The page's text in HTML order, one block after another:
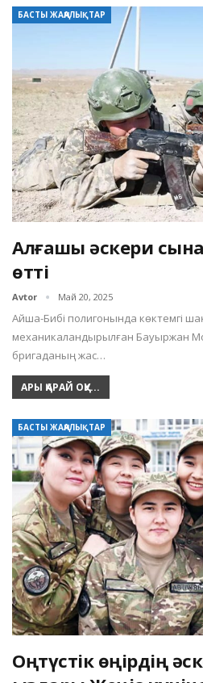
БАСТЫ ЖАҢАЛЫҚТАР
Алғашқы әскери
өтті
Avtor Май 20, 2025
Айша-Бибі полигонында көктемгі
механикаландырылған Бауыржан
бригаданың жас…
АРЫ ҚАРАЙ ОҚУ...
БАСТЫ ЖАҢАЛЫҚТАР
Оңтүстік өңірдің